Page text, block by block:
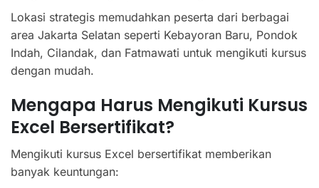
Lokasi strategis memudahkan peserta dari berbagai
area Jakarta Selatan seperti Kebayoran Baru, Pondok
Indah, Cilandak, dan Fatmawati untuk mengikuti kursus
dengan mudah.
Mengapa Harus Mengikuti Kursus
Excel Bersertifikat?
Mengikuti kursus Excel bersertifikat memberikan
banyak keuntungan: